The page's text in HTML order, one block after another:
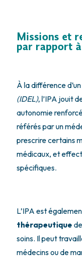
Missions et
par rapport
À la différence d’un
(IDEL), l’IPA jouit
autonomie
référés par un
prescrire certains
médicaux, et
spécifiques.
L’IPA est
thérapeutique
soins. Il peut
médecins ou de